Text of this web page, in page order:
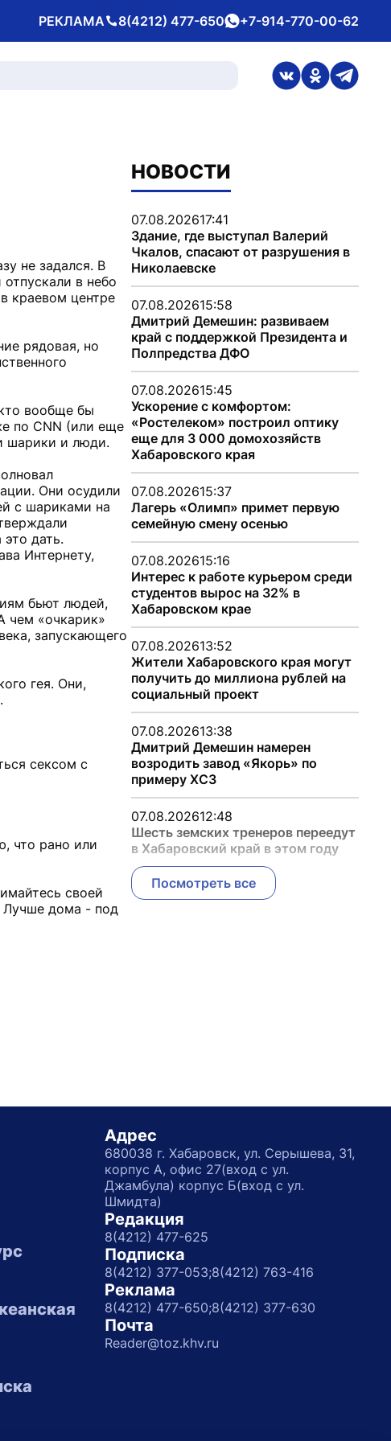
РЕКЛАМА
Телефон 8(4212) 477-650whatsApp
+7-914-770-00-62
ссылка на
ссылка на
не задался. В
в небо
краевом центре
рядовая, но
вообще бы
по СNN (или еще
шарики и люди.
Они осудили
с шариками на
дать.
Интернету,
бьют людей,
чем «очкарик»
запускающего
гея. Они,
сексом с
что рано или
своей
Лучше дома - под
НОВОСТИ
07.08.202617:41
Здание, где выступал Валерий
Чкалов, спасают от разрушения в
Николаевске
07.08.202615:58
Дмитрий Демешин: развиваем
край с поддержкой Президента и
Полпредства ДФО
07.08.202615:45
Ускорение с комфортом:
«Ростелеком» построил оптику
еще для 3 000 домохозяйств
Хабаровского края
07.08.202615:37
Лагерь «Олимп» примет первую
семейную смену осенью
07.08.202615:16
Интерес к работе курьером среди
студентов вырос на 32% в
Хабаровском крае
07.08.202613:52
Жители Хабаровского края могут
получить до миллиона рублей на
социальный проект
07.08.202613:38
Дмитрий Демешин намерен
возродить завод «Якорь» по
примеру ХСЗ
07.08.202612:48
Шесть земских тренеров переедут
в Хабаровский край в этом году
Посмотреть все
Адрес
680038 г. Хабаровск, ул. Серышева, 31,
корпус А, офис 27(вход с ул.
Джамбула) корпус Б(вход с ул.
Шмидта)
Редакция
8(4212) 477-625
Подписка
8(4212) 377-053;8(4212) 763-416
Реклама
8(4212) 477-650;8(4212) 377-630
Почта
Reader@toz.khv.ru